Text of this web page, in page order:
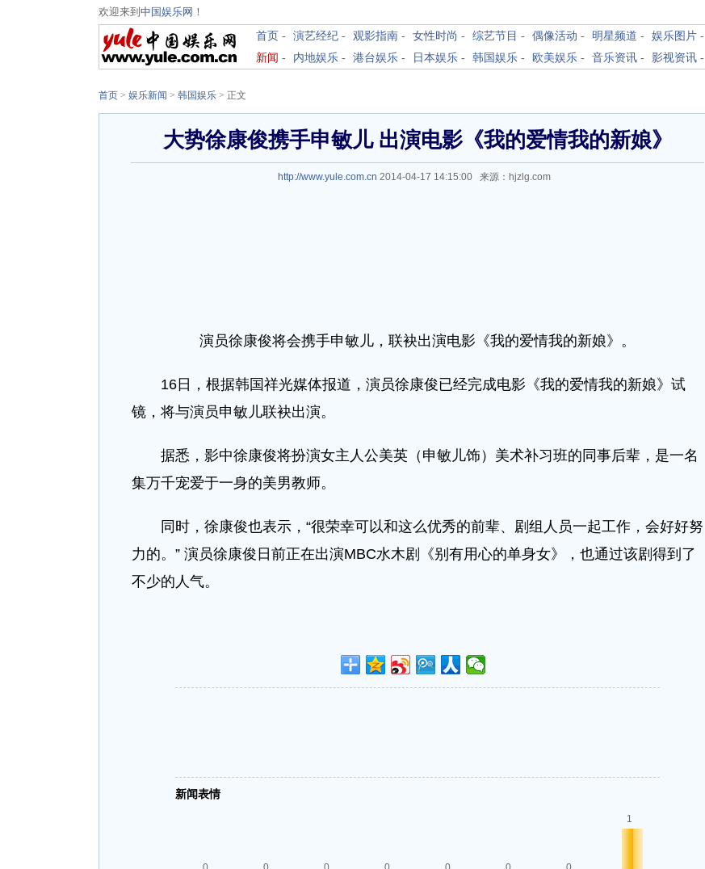
欢迎来到 中国娱乐网 ！
首页 - 演艺经纪 - 观影指南 - 女性时尚 - 综艺节目 - 偶像活动 - 明星频道 - 娱乐图片 -
新闻 - 内地娱乐 - 港台娱乐 - 日本娱乐 - 韩国娱乐 - 欧美娱乐 - 音乐资讯 - 影视资讯 -
首页 > 娱乐新闻 > 韩国娱乐 > 正文
大势徐康俊携手申敏儿 出演电影《我的爱情我的新娘》
http://www.yule.com.cn 2014-04-17 14:15:00 来源：hjzlg.com
演员徐康俊将会携手申敏儿，联袂出演电影《我的爱情我的新娘》。
16日，根据韩国祥光媒体报道，演员徐康俊已经完成电影《我的爱情我的新娘》试
镜，将与演员申敏儿联袂出演。
据悉，影中徐康俊将扮演女主人公美英（申敏儿饰）美术补习班的同事后辈，是一名
集万千宠爱于一身的美男教师。
同时，徐康俊也表示，“很荣幸可以和这么优秀的前辈、剧组人员一起工作，会好好努
力的。” 演员徐康俊日前正在出演MBC水木剧《别有用心的单身女》，也通过该剧得到了
不少的人气。
新闻表情
1